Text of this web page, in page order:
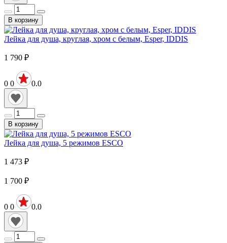
В корзину
Лейка для душа, круглая, хром с белым, Esper, IDDIS
1 790 ₽
0 0 0.0
В корзину
Лейка для душа, 5 режимов ESCO
1 473 ₽
1 700 ₽
0 0 0.0